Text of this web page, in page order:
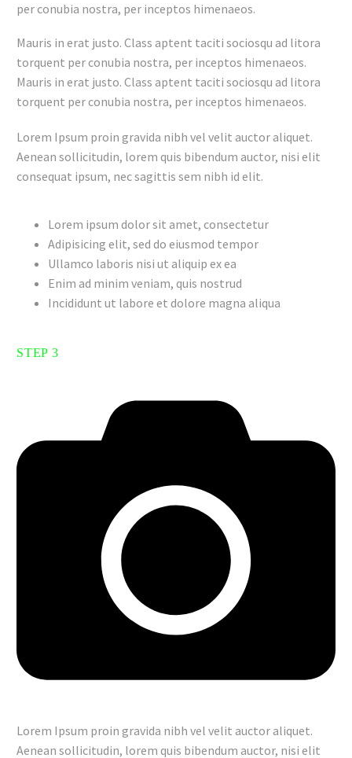
per conubia nostra, per inceptos himenaeos.
Mauris in erat justo. Class aptent taciti sociosqu ad litora
torquent per conubia nostra, per inceptos himenaeos.
Mauris in erat justo. Class aptent taciti sociosqu ad litora
torquent per conubia nostra, per inceptos himenaeos.
Lorem Ipsum proin gravida nibh vel velit auctor aliquet.
Aenean sollicitudin, lorem quis bibendum auctor, nisi elit
consequat ipsum, nec sagittis sem nibh id elit.
Lorem ipsum dolor sit amet, consectetur
Adipisicing elit, sed do eiusmod tempor
Ullamco laboris nisi ut aliquip ex ea
Enim ad minim veniam, quis nostrud
Incididunt ut labore et dolore magna aliqua
STEP 3
Lorem Ipsum proin gravida nibh vel velit auctor aliquet.
Aenean sollicitudin, lorem quis bibendum auctor, nisi elit